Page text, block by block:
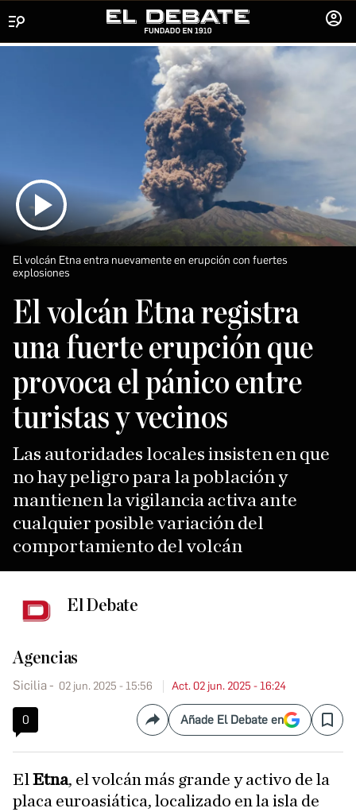
SESIÓN
El volcán Etna entra nuevamente en erupción con fuertes
explosiones
El volcán Etna registra
una fuerte erupción que
provoca el pánico entre
turistas y vecinos
Las autoridades locales insisten en que
no hay peligro para la población y
mantienen la vigilancia activa ante
cualquier posible variación del
comportamiento del volcán
El Debate
Agencias
Sicilia 02 jun. 2025 - 15:56 Act. 02 jun. 2025 - 16:24
0 CompartirAñade El Debate en Save
ElEtna, el volcán más grande y activo de la
placa euroasiática, localizado en la isla de